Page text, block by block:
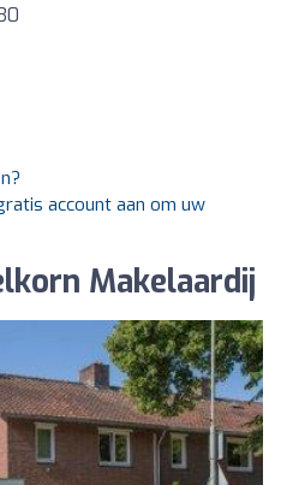
account aan om uw
Makelaardij